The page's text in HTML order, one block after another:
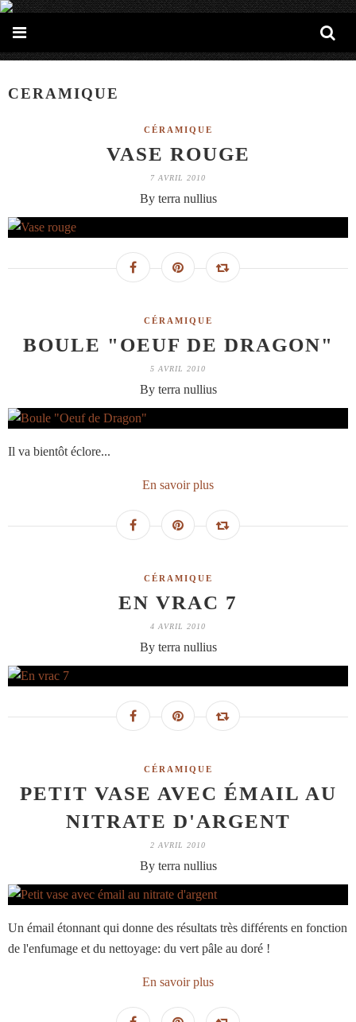
CERAMIQUE
CÉRAMIQUE
VASE ROUGE
7 AVRIL 2010
By terra nullius
CÉRAMIQUE
BOULE "OEUF DE DRAGON"
5 AVRIL 2010
By terra nullius
Il va bientôt éclore...
En savoir plus
CÉRAMIQUE
EN VRAC 7
4 AVRIL 2010
By terra nullius
CÉRAMIQUE
PETIT VASE AVEC ÉMAIL AU
NITRATE D'ARGENT
2 AVRIL 2010
By terra nullius
Un émail étonnant qui donne des résultats très différents en fonction
de l'enfumage et du nettoyage: du vert pâle au doré !
En savoir plus